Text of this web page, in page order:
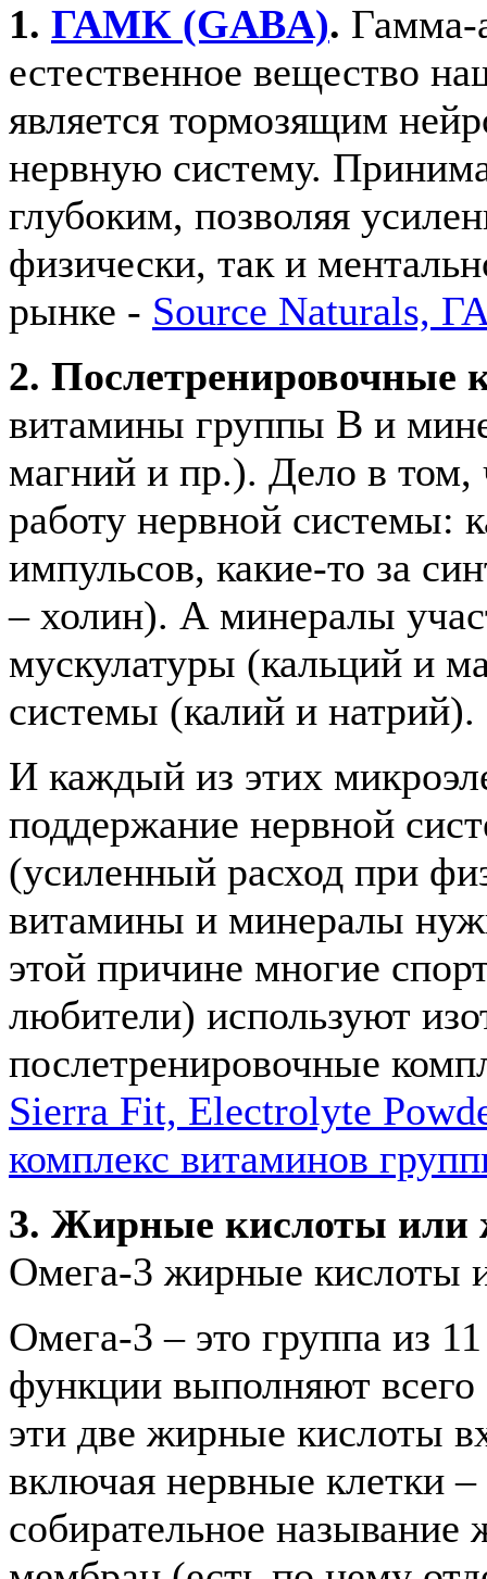
1. ГАМК (GABA). Гамма-
естественное вещество
является тормозящим
нервную систему.
глубоким, позволяя
физически, так и
рынке - Source Naturals,
2. Послетренировочные
витамины группы В и
магний и пр.). Дело в том,
работу нервной системы:
импульсов, какие-то за
– холин). А минералы
мускулатуры (кальций и
системы (калий и натрий).
И каждый из этих
поддержание нервной
(усиленный расход при
витамины и минералы
этой причине многие
любители) используют
послетренировочные
Sierra Fit, Electrolyte
комплекс витаминов
3. Жирные кислоты
Омега-3 жирные кислоты
Омега-3 – это группа из
функции выполняют
эти две жирные кислоты
включая нервные клетки
собирательное называние